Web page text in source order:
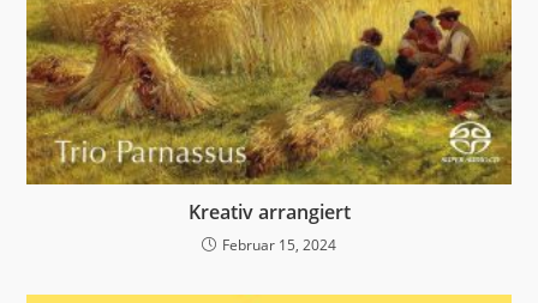
Kreativ arrangiert
Februar 15, 2024